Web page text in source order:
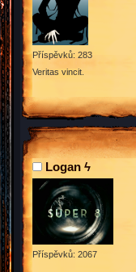
Příspěvků: 283
Veritas vincit.
Logan ϟ
Příspěvků: 2067